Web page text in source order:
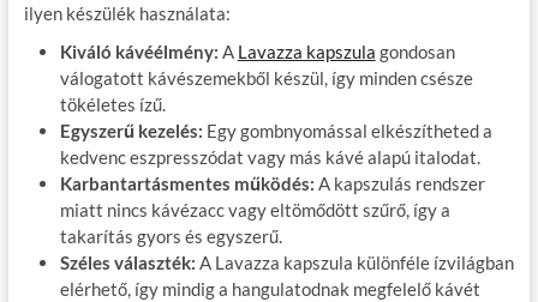
ilyen készülék használata:
Kiváló kávéélmény: A Lavazza kapszula gondosan
válogatott kávészemekből készül, így minden csésze
tökéletes ízű.
Egyszerű kezelés: Egy gombnyomással elkészítheted a
kedvenc eszpresszódat vagy más kávé alapú italodat.
Karbantartásmentes működés: A kapszulás rendszer
miatt nincs kávézacc vagy eltömődött szűrő, így a
takarítás gyors és egyszerű.
Széles választék: A Lavazza kapszula különféle ízvilágban
elérhető, így mindig a hangulatodnak megfelelő kávét